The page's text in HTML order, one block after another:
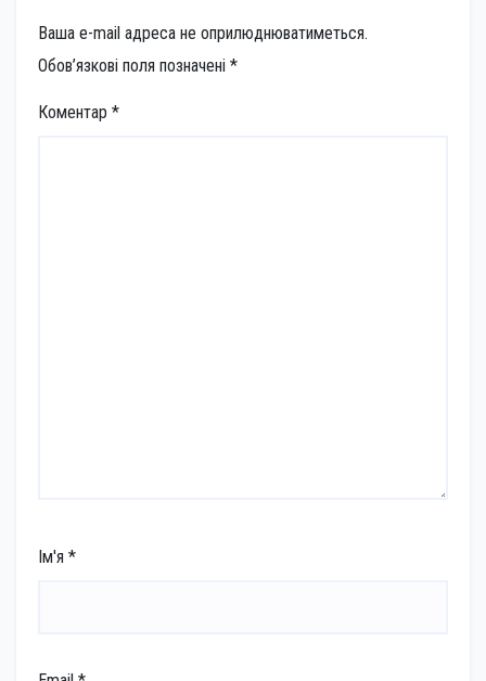
Ваша e-mail адреса не оприлюднюватиметься.
Обов’язкові поля позначені *
Коментар *
Ім'я *